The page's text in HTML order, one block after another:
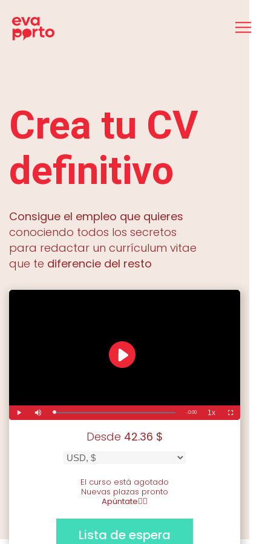
contenido
Crea tu CV
definitivo
Consigue el empleo que quieres
conociendo todos los secretos
para redactar un currículum vitae
que te diferencie del resto
Desde 42.36 $
El curso está agotado
Nuevas plazas pronto
Apúntate👇🏻
Lista de espera